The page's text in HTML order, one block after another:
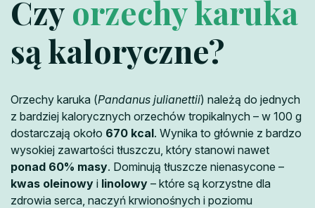
Czy orzechy karuka
są kaloryczne?
Orzechy karuka (Pandanus julianettii) należą do jednych
z bardziej kalorycznych orzechów tropikalnych – w 100 g
dostarczają około 670 kcal. Wynika to głównie z bardzo
wysokiej zawartości tłuszczu, który stanowi nawet
ponad 60% masy. Dominują tłuszcze nienasycone –
kwas oleinowy i linolowy – które są korzystne dla
zdrowia serca, naczyń krwionośnych i poziomu